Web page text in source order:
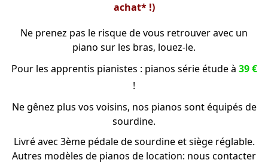
achat* !)
Ne prenez pas le risque de vous retrouver avec un
piano sur les bras, louez-le.
Pour les apprentis pianistes : pianos série étude à 39 €
!
Ne gênez plus vos voisins, nos pianos sont équipés de
sourdine.
Livré avec 3ème pédale de sourdine et siège réglable.
Autres modèles de pianos de location: nous contacter